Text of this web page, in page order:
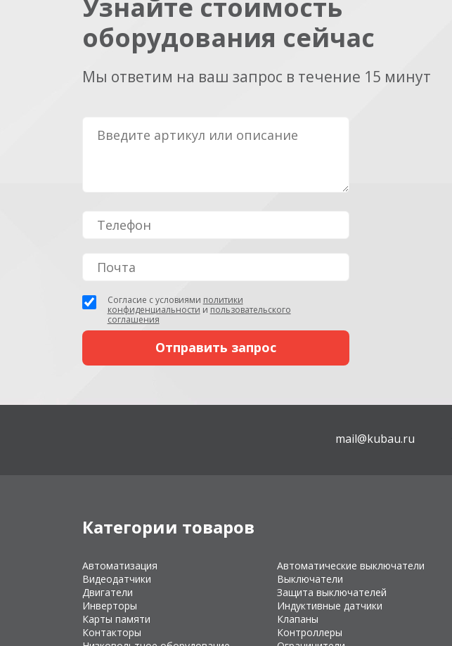
Узнайте стоимость
оборудования сейчас
Мы ответим на ваш запрос в течение 15 минут
Согласие с условиями политики
конфиденциальности и пользовательского
соглашения
mail@kubau.ru
Категории товаров
Автоматизация Автоматические выключатели
Видеодатчики
Выключатели
Двигатели
Защита выключателей
Инверторы
Индуктивные датчики
Карты памяти
Клапаны
Контакторы
Контроллеры